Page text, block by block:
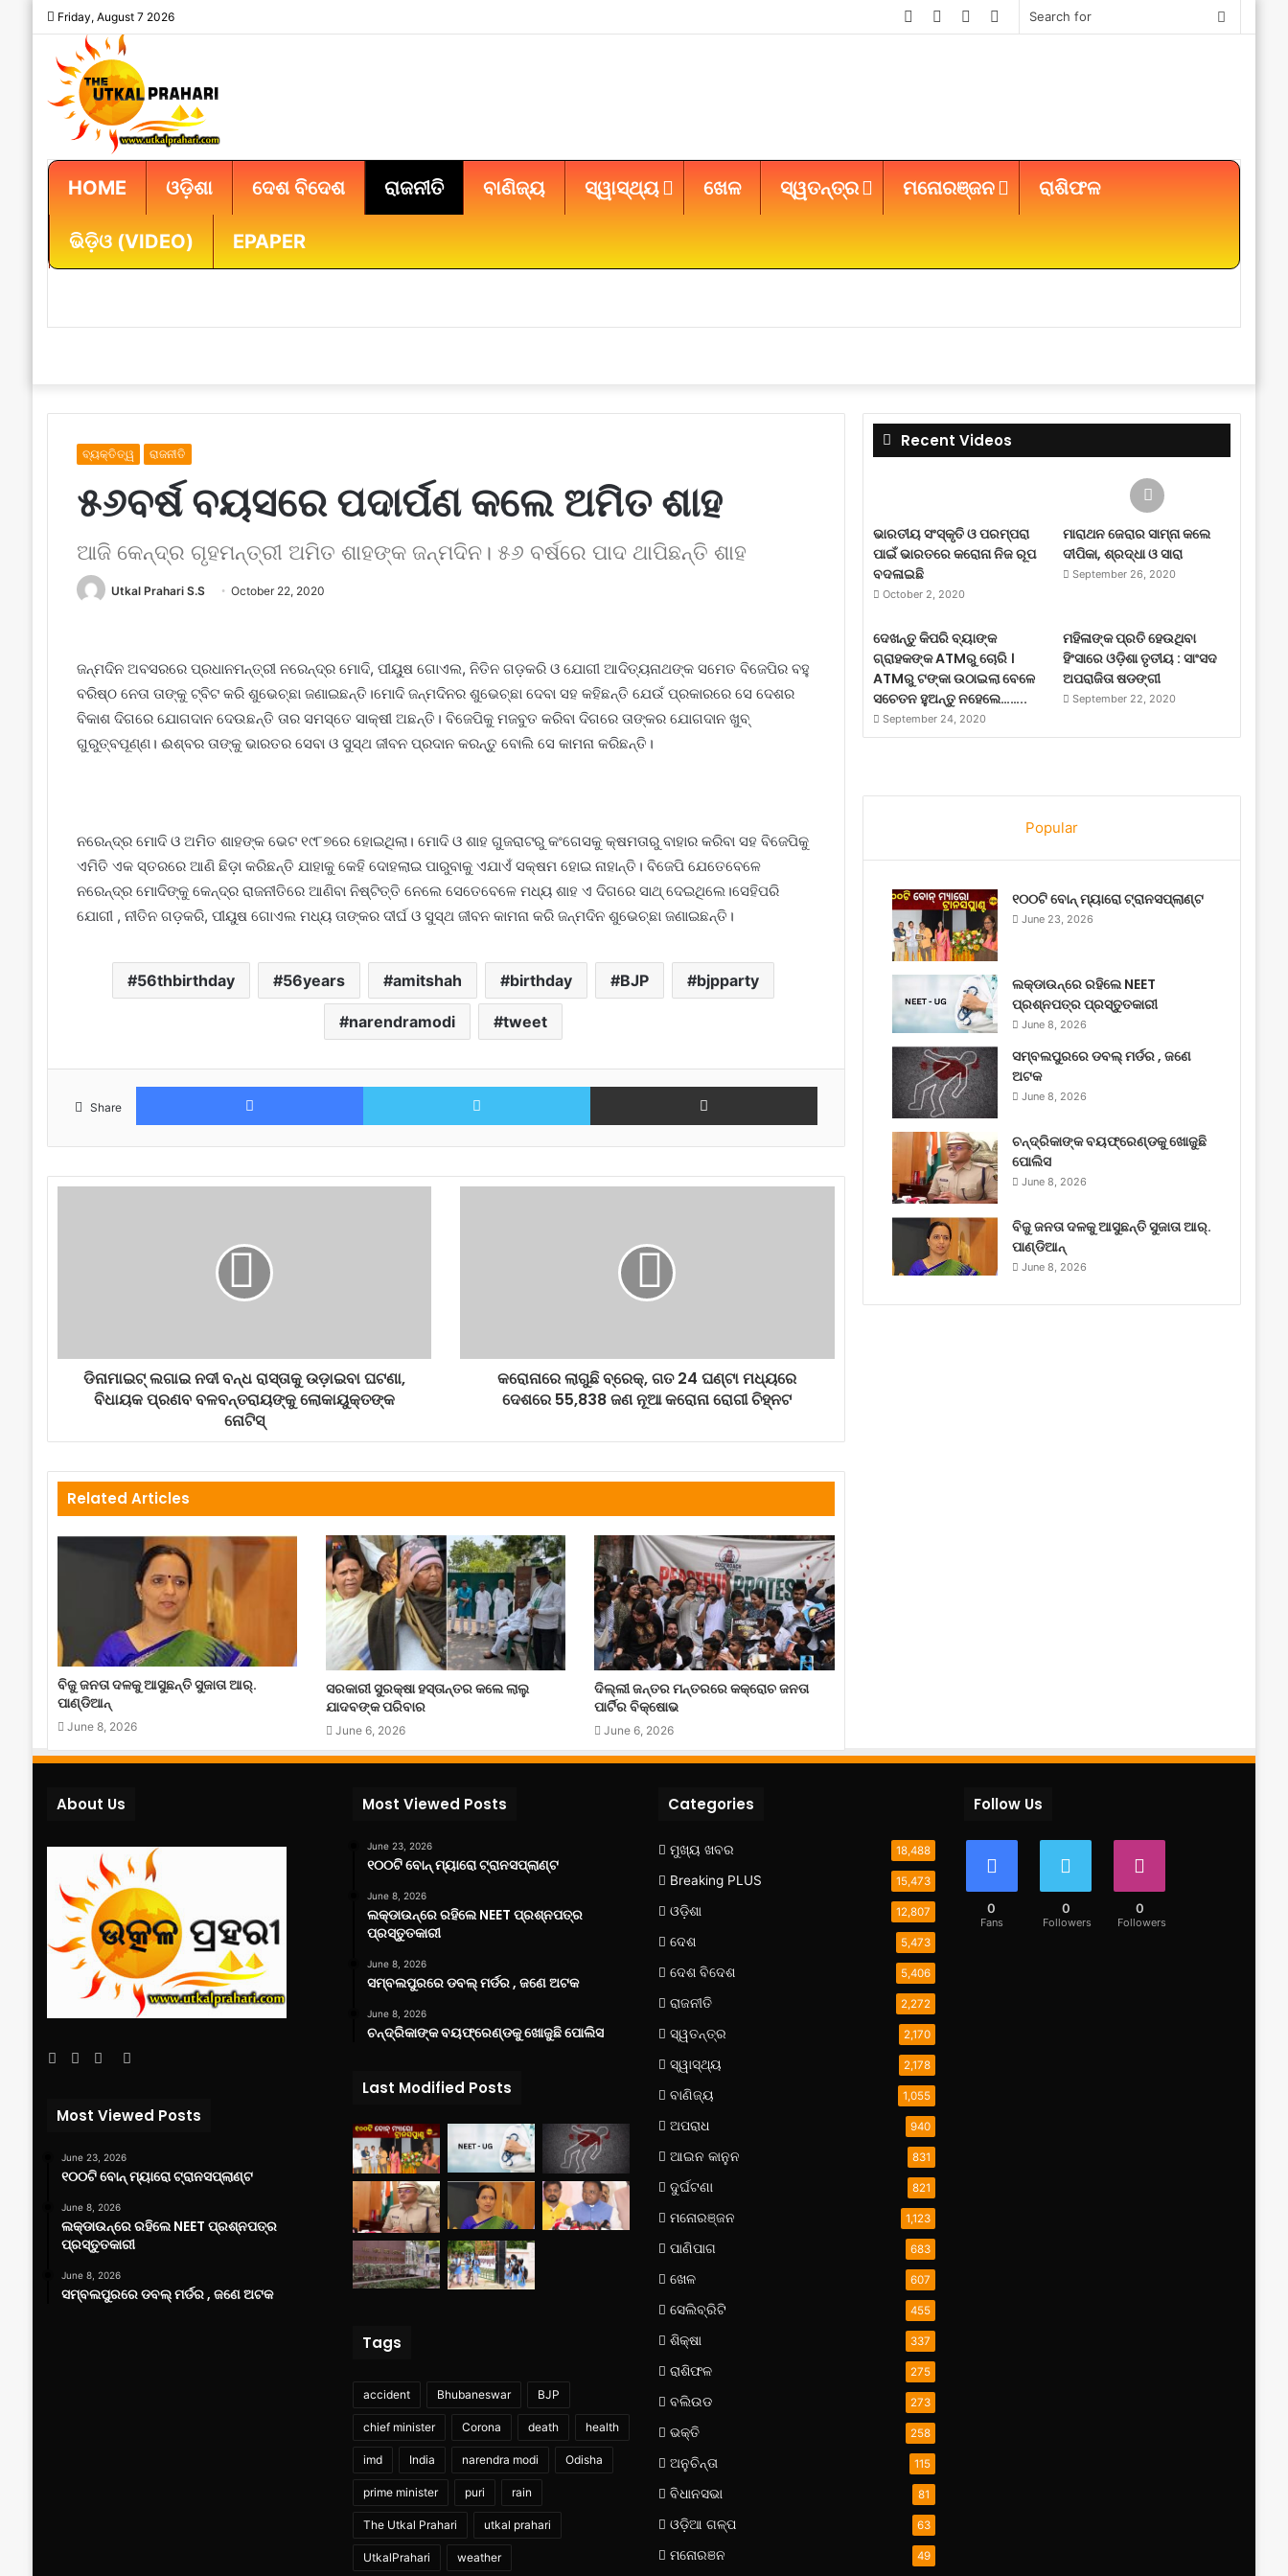
Friday, August 7 2026
Search
Instagram
YouTube
Twitter
Facebook
HOME ଓଡ଼ିଶା ଦେଶ ବିଦେଶ ରାଜନୀତି ବାଣିଜ୍ୟ ସ୍ୱାସ୍ଥ୍ୟ ଖେଳ ସ୍ୱତନ୍ତ୍ର ମନୋରଞ୍ଜନ ରାଶିଫଳ
ଭିଡ଼ିଓ (VIDEO) EPAPER
ବ୍ୟକ୍ତିତ୍ୱ ରାଜନୀତି
୫୬ବର୍ଷ ବୟସରେ ପଦାର୍ପଣ କଲେ ଅମିତ ଶାହ
ଆଜି କେନ୍ଦ୍ର ଗୃହମନ୍ତ୍ରୀ ଅମିତ ଶାହଙ୍କ ଜନ୍ମଦିନ। ୫୬ ବର୍ଷରେ ପାଦ ଥାପିଛନ୍ତି ଶାହ
Utkal Prahari S.S October 22, 2020
ଜନ୍ମଦିନ ଅବସର​ରେ ପ୍ରଧାନମନ୍ତ୍ରୀ ନରେନ୍ଦ୍ର ମୋଦି, ପୀୟୁଷ ଗୋଏଲ, ନିତିନ ଗଡ଼କରି ଓ ଯୋଗୀ ଆଦିତ୍ୟନାଥଙ୍କ ସମେତ ବିଜେପିର ବହୁ
ବରିଷ୍ଠ ନେତା ତାଙ୍କୁ ଟ୍ବିଟ କରି ଶୁଭେଚ୍ଛା ଜଣାଇଛନ୍ତି।ମୋଦି ଜନ୍ମଦିନର ଶୁଭେଚ୍ଛା ଦେବା ସହ କହିଛନ୍ତି ଯେଉଁ ପ୍ରକାରରେ ସେ ଦେଶର
ବିକାଶ ଦିଗରେ ଯୋଗଦାନ ଦେଉଛନ୍ତି ତାର ସମସ୍ତେ ସାକ୍ଷୀ ଅଛନ୍ତି। ବିଜେପିକୁ ମଜବୁତ କରିବା ଦିଗରେ ତାଙ୍କର ଯୋଗଦାନ ଖୁବ୍
ଗୁରୁତ୍ବପୂଣ୍ଣ। ଈଶ୍ବର ତାଙ୍କୁ ଭାରତର ସେବା ଓ ସୁସ୍ଥ ଜୀବନ ପ୍ରଦାନ କରନ୍ତୁ ବୋଲି ସେ କାମନା କରିଛନ୍ତି।
ନରେନ୍ଦ୍ର ମୋଦି ଓ ଅମିତ ଶାହଙ୍କ ଭେଟ ୧୯୮୭ରେ ହୋଇଥିଲା। ମୋଦି ଓ ଶାହ ଗୁଜରାଟରୁ କଂଗେସକୁ କ୍ଷମତାରୁ ବାହାର କରିବା ସହ ବିଜେପିକୁ
ଏମିତି ଏକ ସ୍ତରରେ ଆଣି ଛିଡ଼ା କରିଛନ୍ତି ଯାହାକୁ କେହି ଦୋହଲାଇ ପାରୁବାକୁ ଏଯାଏଁ ସକ୍ଷମ ହୋଇ ନାହାନ୍ତି। ବିଜେପି ଯେତେବେଳେ
ନରେନ୍ଦ୍ର ମୋଦିଙ୍କୁ କେନ୍ଦ୍ର ରାଜନୀତିରେ ଆଣିବା ନିଷ୍ଟିତ୍ତି ନେଲେ ସେତେବେ​‌ଳେ ମଧ୍ୟ ଶାହ ଏ ଦିଗରେ ସାଥ୍ ଦେଇଥିଲେ।ସେହିପରି
ଯୋଗୀ , ନୀତିନ ଗଡ଼କରି, ପୀୟୁଷ ଗୋଏଲ ମଧ୍ୟ ତାଙ୍କର ଦୀର୍ଘ ଓ ସୁସ୍ଥ ଜୀବନ କାମନା କରି ଜନ୍ମଦିନ ଶୁଭେଚ୍ଛା ଜଣାଇଛନ୍ତି।
56thbirthday 56years amitshah birthday BJP bjpparty
narendramodi tweet
Share
Facebook Twitter Share via Email
ଡିନାମାଇଟ୍ ଲଗାଇ ନଦୀ ବନ୍ଧ ରାସ୍ତାକୁ ଉଡ଼ାଇବା ଘଟଣା,
ବିଧାୟକ ପ୍ରଣବ ବଳବନ୍ତରାୟଙ୍କୁ ଲୋକାୟୁକ୍ତଙ୍କ
ନୋଟିସ୍
କରୋନାରେ ଲାଗୁଛି ବ୍ରେକ୍, ଗତ 24 ଘଣ୍ଟା ମଧ୍ୟରେ
ଦେଶରେ 55,838 ଜଣ ନୂଆ କରୋନା ରୋଗୀ ଚିହ୍ନଟ
Related Articles
ବିଜୁ ଜନତା ଦଳକୁ ଆସୁଛନ୍ତି ସୁଜାତା ଆର୍‌.
ପାଣ୍ଡିଆନ୍
June 8, 2026
ସରକାରୀ ସୁରକ୍ଷା ହସ୍ତାନ୍ତର କଲେ ଲାଲୁ
ଯାଦବଙ୍କ ପରିବାର
June 6, 2026
ଦିଲ୍ଲୀ ଜନ୍ତର ମନ୍ତରରେ କକ୍ରୋଚ ଜନତା
ପାର୍ଟିର ବିକ୍ଷୋଭ
June 6, 2026
Recent Videos
ଭାରତୀୟ ସଂସ୍କୃତି ଓ ପରମ୍ପରା
ପାଇଁ ଭାରତରେ କରୋନା ନିଜ ରୂପ
ବଦଳାଇଛି
October 2, 2020
ମାରାଥନ ଜେରାର ସାମ୍ନା କଲେ
ଦୀପିକା, ଶ୍ରଦ୍ଧା ଓ ସାରା
September 26, 2020
ଦେଖନ୍ତୁ କିପରି ବ୍ୟାଙ୍କ
ଗ୍ରାହକଙ୍କ ATMରୁ ଚୋରି ।
ATMରୁ ଟଙ୍କା ଉଠାଇଲା ବେଳେ
ସଚେତନ ହୁଅନ୍ତୁ ନହେଲେ……..
September 24, 2020
ମହିଳାଙ୍କ ପ୍ରତି ହେଉଥିବା
ହିଂସାରେ ଓଡ଼ିଶା ତୃତୀୟ : ସାଂସଦ
ଅପରାଜିତା ଷଡଙ୍ଗୀ
September 22, 2020
Popular
୧୦୦ଟି ବୋନ୍ ମ୍ୟାରୋ ଟ୍ରାନସପ୍ଲାଣ୍ଟ
June 23, 2026
ଲକ୍‌ଡାଉନ୍‌ରେ ରହିଲେ NEET
ପ୍ରଶ୍ନପତ୍ର ପ୍ରସ୍ତୁତକାରୀ
June 8, 2026
ସମ୍ବଲପୁରରେ ଡବଲ୍ ମର୍ଡର , ଜଣେ
ଅଟକ
June 8, 2026
ଚନ୍ଦ୍ରିକାଙ୍କ ବୟଫ୍ରେଣ୍ଡକୁ ଖୋଜୁଛି
ପୋଲିସ
June 8, 2026
ବିଜୁ ଜନତା ଦଳକୁ ଆସୁଛନ୍ତି ସୁଜାତା ଆର୍‌.
ପାଣ୍ଡିଆନ୍
June 8, 2026
About Us
Facebook
TwitterYouTube
Most Viewed Posts
June 23, 2026
୧୦୦ଟି ବୋନ୍ ମ୍ୟାରୋ ଟ୍ରାନସପ୍ଲାଣ୍ଟ
June 8, 2026
ଲକ୍‌ଡାଉନ୍‌ରେ ରହିଲେ NEET ପ୍ରଶ୍ନପତ୍ର
ପ୍ରସ୍ତୁତକାରୀ
June 8, 2026
ସମ୍ବଲପୁରରେ ଡବଲ୍ ମର୍ଡର , ଜଣେ ଅଟକ
Most Viewed Posts
June 23, 2026
୧୦୦ଟି ବୋନ୍ ମ୍ୟାରୋ ଟ୍ରାନସପ୍ଲାଣ୍ଟ
June 8, 2026
ଲକ୍‌ଡାଉନ୍‌ରେ ରହିଲେ NEET ପ୍ରଶ୍ନପତ୍ର
ପ୍ରସ୍ତୁତକାରୀ
June 8, 2026
ସମ୍ବଲପୁରରେ ଡବଲ୍ ମର୍ଡର , ଜଣେ ଅଟକ
June 8, 2026
ଚନ୍ଦ୍ରିକାଙ୍କ ବୟଫ୍ରେଣ୍ଡକୁ ଖୋଜୁଛି ପୋଲିସ
Last Modified Posts
Tags
accident Bhubaneswar BJP
chief minister Corona death health
imd India narendra modi Odisha
prime minister puri rain
The Utkal Prahari utkal prahari
UtkalPrahari weather
Categories
ମୁଖ୍ୟ ଖବର 18,488
Breaking PLUS 15,473
ଓଡ଼ିଶା 12,807
ଦେଶ 5,473
ଦେଶ ବିଦେଶ 5,406
ରାଜନୀତି 2,272
ସ୍ୱତନ୍ତ୍ର 2,170
ସ୍ୱାସ୍ଥ୍ୟ 2,178
ବାଣିଜ୍ୟ 1,055
ଅପରାଧ 940
ଆଇନ କାନୁନ 831
ଦୁର୍ଘଟଣା 821
ମନୋରଞ୍ଜନ 1,123
ପାଣିପାଗ 683
ଖେଳ 607
ସେଲିବ୍ରିଟି 455
ଶିକ୍ଷା 337
ରାଶିଫଳ 275
ବଲିଉଡ 273
ଭକ୍ତି 258
ଅନୁଚିନ୍ତା 115
ବିଧାନସଭା 81
ଓଡ଼ିଆ ଗଳ୍ପ 63
ମନୋରଞନ 49
Follow Us
0
Fans
0
Followers
0
Followers